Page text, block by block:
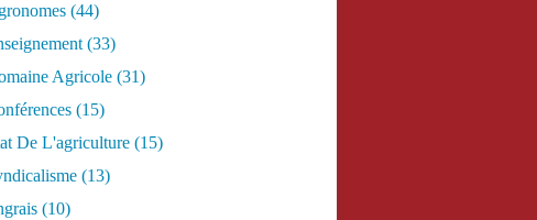
(44)
(33)
Agricole (31)
(15)
De L'agriculture (15)
(13)
(10)